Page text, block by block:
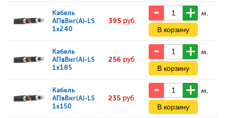
Кабель
АПвВнг(А)-LS
1x240
395 руб.
м.
Кабель
АПвВнг(А)-LS
1x185
256 руб.
м.
Кабель
АПвВнг(А)-LS
1x150
235 руб.
м.